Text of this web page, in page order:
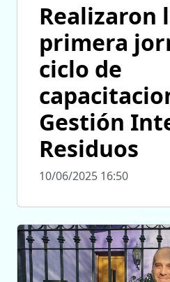
Realizaron
primera
ciclo de
Gestión
Residuos
10/06/2025 16:50